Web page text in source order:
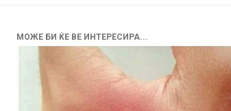
МОЖЕ БИ ЌЕ ВЕ ИНТЕРЕСИРА...